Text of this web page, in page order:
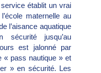
établit un vrai
maternelle au
l’aisance aquatique
jusqu’au
est jalonné par
« pass nautique » et
» en sécurité. Les